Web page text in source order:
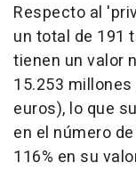
Respecto al
un total de 191
tienen un valor
15.253
euros), lo que
en el número
116% en su